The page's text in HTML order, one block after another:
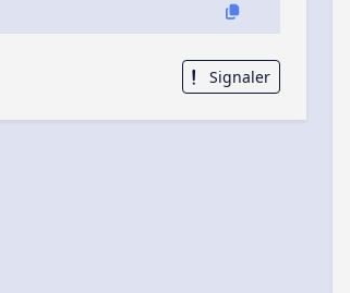
Signaler